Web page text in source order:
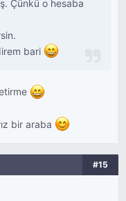
Çünkü o hesaba
bari
bir araba
#15